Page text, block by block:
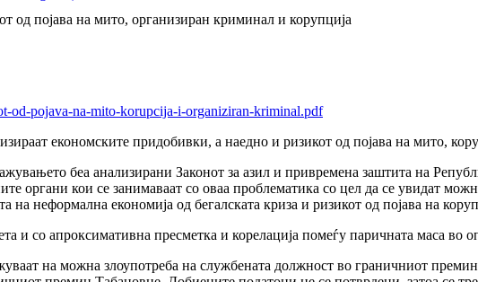
од појава на мито, организиран криминал и корупција
od-pojava-na-mito-korupcija-i-organiziran-kriminal.pdf
економските придобивки, а наедно и ризикот од појава на мито,
беа анализирани Законот за азил и привремена заштита на
органи кои се занимаваат со оваа проблематика со цел да се увидат
на неформална економија од бегалската криза и ризикот од појава на
и со апроксимативна пресметка и корелација помеѓу паричната маса во
на можна злоупотреба на службената должност во граничниот премин